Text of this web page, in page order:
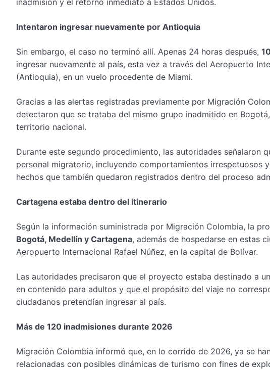
inadmisión y el retorno inmediato a Estados Unidos.
Intentaron ingresar nuevamente por Antioquia
Sin embargo, el caso no terminó allí. Apenas 24 horas después,
ingresar nuevamente al país, esta vez a través del Aeropuerto
(Antioquia), en un vuelo procedente de Miami.
Gracias a las alertas registradas previamente por Migración
detectaron que se trataba del mismo grupo inadmitido en
territorio nacional.
Durante este segundo procedimiento, las autoridades señalaron
personal migratorio, incluyendo comportamientos irrespetuosos
hechos que también quedaron registrados dentro del proceso
Cartagena estaba dentro del itinerario
Según la información suministrada por Migración Colombia, la
Bogotá, Medellín y Cartagena, además de hospedarse en estas
Aeropuerto Internacional Rafael Núñez, en la capital de Bolívar.
Las autoridades precisaron que el proyecto estaba destinado a
en contenido para adultos y que el propósito del viaje no
ciudadanos pretendían ingresar al país.
Más de 120 inadmisiones durante 2026
Migración Colombia informó que, en lo corrido de 2026, ya se
relacionadas con posibles dinámicas de turismo con fines de